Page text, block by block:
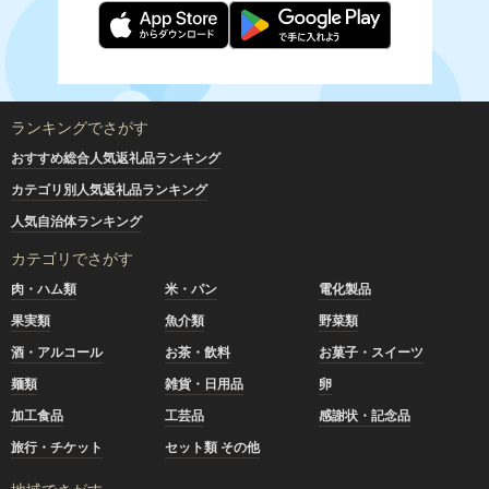
ランキングでさがす
おすすめ総合人気返礼品ランキング
カテゴリ別人気返礼品ランキング
人気自治体ランキング
カテゴリでさがす
肉・ハム類 米・パン
電化製品
果実類
魚介類
野菜類
酒・アルコール
お茶・飲料
お菓子・スイーツ
麺類
雑貨・日用品
卵
加工食品
工芸品
感謝状・記念品
旅行・チケット
セット類 その他